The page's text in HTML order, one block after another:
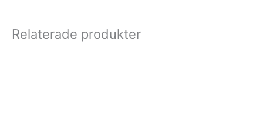
Relaterade produkter